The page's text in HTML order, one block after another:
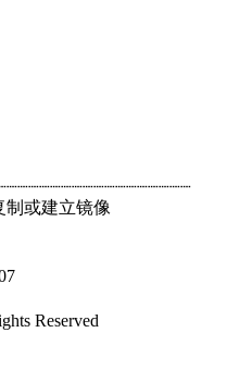
制或建立镜像
Reserved